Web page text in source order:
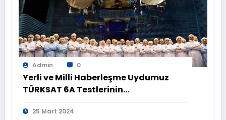
Admin 0
Yerli ve Milli Haberleşme Uydumuz
TÜRKSAT 6A Testlerinin
Tamamlanmasının Ardından
Görüntülendi
25 Mart 2024